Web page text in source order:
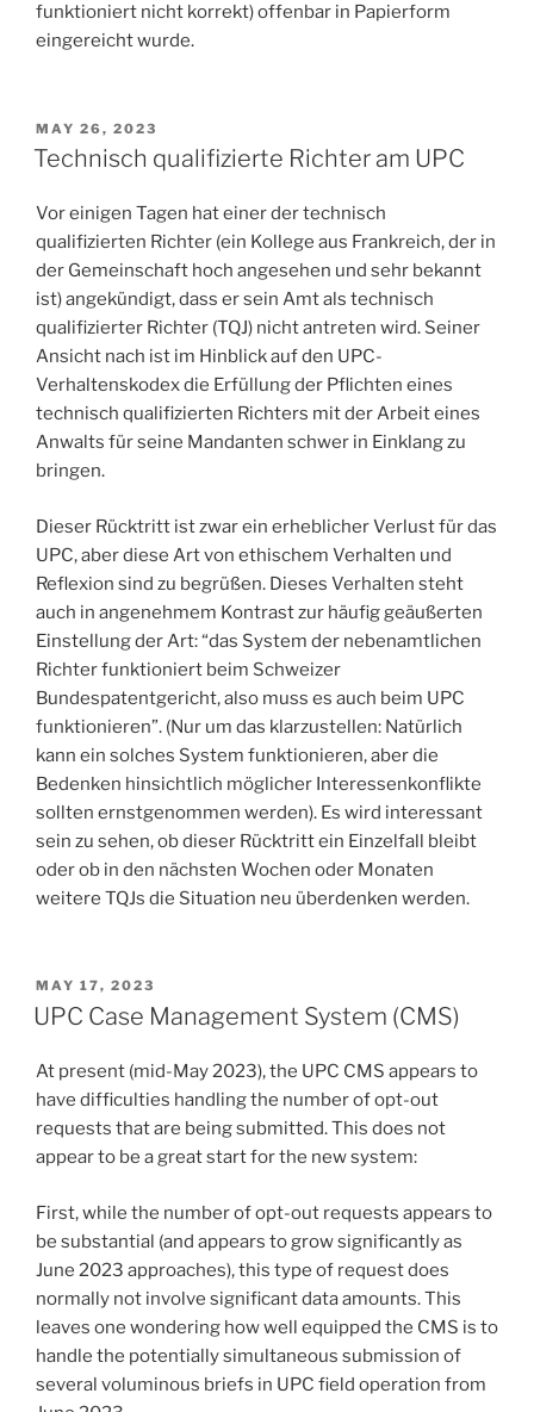
funktioniert nicht korrekt) offenbar in Papierform
eingereicht wurde.
POSTED
ON
MAY 26, 2023
Technisch qualifizierte Richter am UPC
Vor einigen Tagen hat einer der technisch
qualifizierten Richter (ein Kollege aus Frankreich, der in
der Gemeinschaft hoch angesehen und sehr bekannt
ist) angekündigt, dass er sein Amt als technisch
qualifizierter Richter (TQJ) nicht antreten wird. Seiner
Ansicht nach ist im Hinblick auf den UPC-
Verhaltenskodex die Erfüllung der Pflichten eines
technisch qualifizierten Richters mit der Arbeit eines
Anwalts für seine Mandanten schwer in Einklang zu
bringen.
Dieser Rücktritt ist zwar ein erheblicher Verlust für das
UPC, aber diese Art von ethischem Verhalten und
Reflexion sind zu begrüßen. Dieses Verhalten steht
auch in angenehmem Kontrast zur häufig geäußerten
Einstellung der Art: “das System der nebenamtlichen
Richter funktioniert beim Schweizer
Bundespatentgericht, also muss es auch beim UPC
funktionieren”. (Nur um das klarzustellen: Natürlich
kann ein solches System funktionieren, aber die
Bedenken hinsichtlich möglicher Interessenkonflikte
sollten ernstgenommen werden). Es wird interessant
sein zu sehen, ob dieser Rücktritt ein Einzelfall bleibt
oder ob in den nächsten Wochen oder Monaten
weitere TQJs die Situation neu überdenken werden.
POSTED
ON
MAY 17, 2023
UPC Case Management System (CMS)
At present (mid-May 2023), the UPC CMS appears to
have difficulties handling the number of opt-out
requests that are being submitted. This does not
appear to be a great start for the new system:
First, while the number of opt-out requests appears to
be substantial (and appears to grow significantly as
June 2023 approaches), this type of request does
normally not involve significant data amounts. This
leaves one wondering how well equipped the CMS is to
handle the potentially simultaneous submission of
several voluminous briefs in UPC field operation from